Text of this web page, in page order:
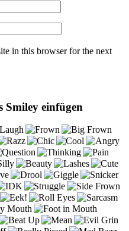
in this browser for the next
Smiley einfügen